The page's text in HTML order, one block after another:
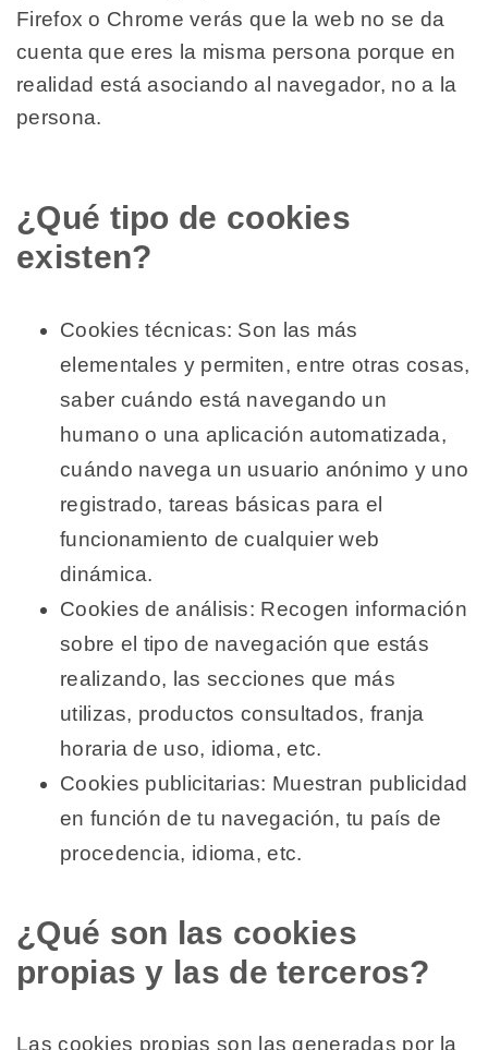
Firefox o Chrome verás que la web no se da
cuenta que eres la misma persona porque en
realidad está asociando al navegador, no a la
persona.
¿Qué tipo de cookies
existen?
Cookies técnicas: Son las más
elementales y permiten, entre otras cosas,
saber cuándo está navegando un
humano o una aplicación automatizada,
cuándo navega un usuario anónimo y uno
registrado, tareas básicas para el
funcionamiento de cualquier web
dinámica.
Cookies de análisis: Recogen información
sobre el tipo de navegación que estás
realizando, las secciones que más
utilizas, productos consultados, franja
horaria de uso, idioma, etc.
Cookies publicitarias: Muestran publicidad
en función de tu navegación, tu país de
procedencia, idioma, etc.
¿Qué son las cookies
propias y las de terceros?
Las cookies propias son las generadas por la